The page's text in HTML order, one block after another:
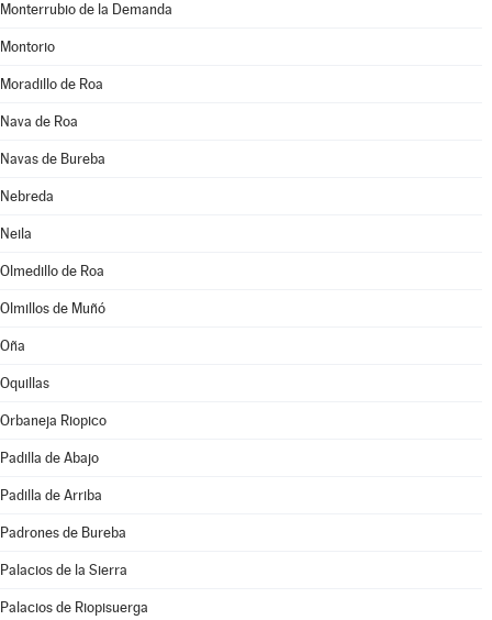
Monterrubio de la Demanda
Montorio
Moradillo de Roa
Nava de Roa
Navas de Bureba
Nebreda
Neila
Olmedillo de Roa
Olmillos de Muñó
Oña
Oquillas
Orbaneja Riopico
Padilla de Abajo
Padilla de Arriba
Padrones de Bureba
Palacios de la Sierra
Palacios de Riopisuerga